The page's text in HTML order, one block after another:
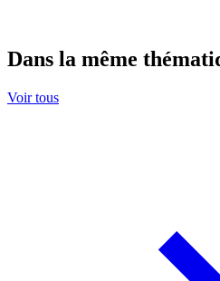
Dans la même
Voir tous